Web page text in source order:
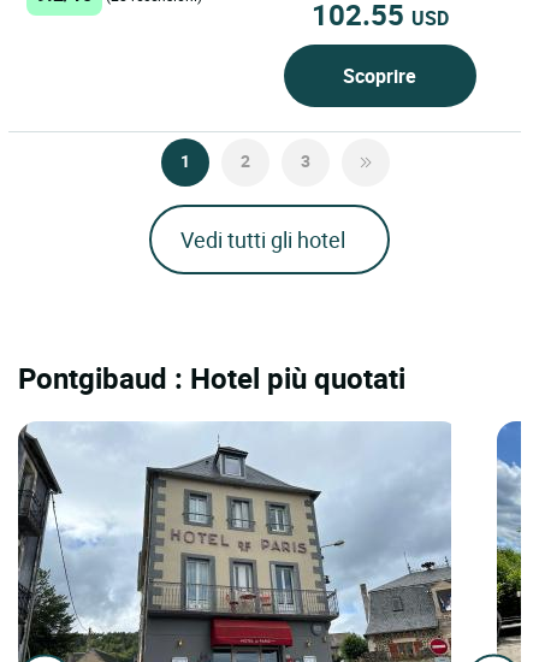
102.55 USD
Scoprire
1 2 3
Vedi tutti gli hotel
Pontgibaud : Hotel più quotati